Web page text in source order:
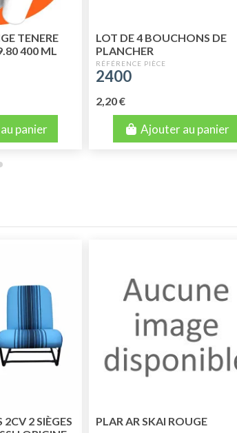
TENERE
400 ML
panier
LOT DE 4 BOUCHONS DE
PLANCHER
2400
2,20 €
Ajouter au panier
2 SIÈGES
PLAR AR SKAI ROUGE